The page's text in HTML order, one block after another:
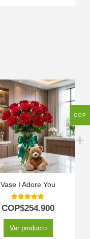
Vase I Adore You
5.00out of 5
COP$254.900
Ver producto
COP